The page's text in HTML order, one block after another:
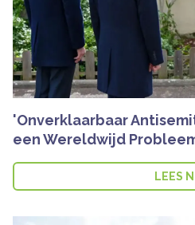
'Onverklaarbaar
een Wereldwijd
LEES